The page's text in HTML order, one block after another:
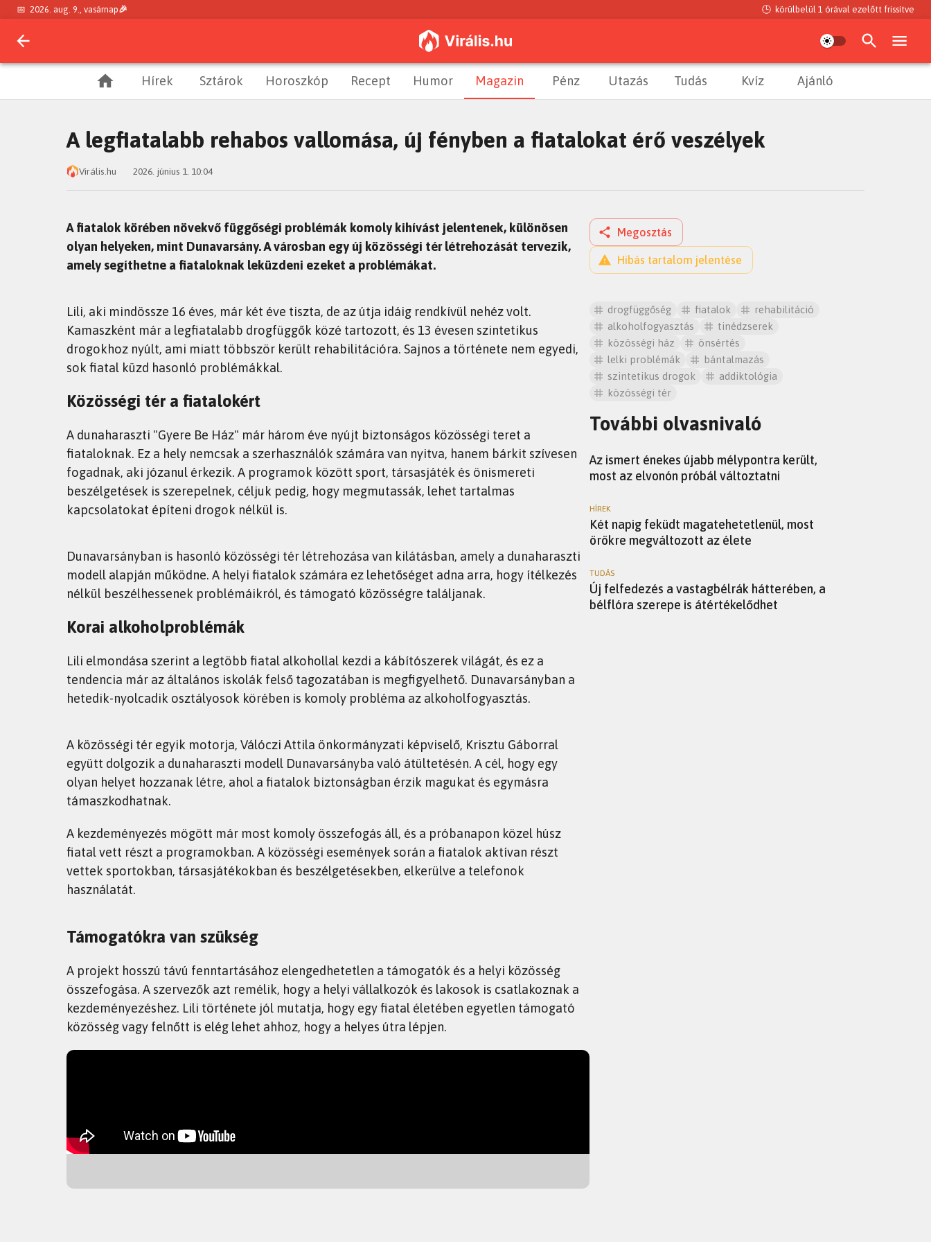
📅 2026. aug. 9., vasárnap🎉 🕒 körülbelül 1 órával ezelőtt frissítve
Hírek Sztárok Horoszkóp Recept Humor Magazin Pénz Utazás Tudás Kvíz Ajánló
A legfiatalabb rehabos vallomása, új fényben a fiatalokat érő veszélyek
Virális.hu 2026. június 1. 10:04
A fiatalok körében növekvő függőségi problémák komoly kihívást jelentenek, különösen
olyan helyeken, mint Dunavarsány. A városban egy új közösségi tér létrehozását tervezik,
amely segíthetne a fiataloknak leküzdeni ezeket a problémákat.
Lili, aki mindössze 16 éves, már két éve tiszta, de az útja idáig rendkívül nehéz volt.
Kamaszként már a legfiatalabb drogfüggők közé tartozott, és 13 évesen szintetikus
drogokhoz nyúlt, ami miatt többször került rehabilitációra. Sajnos a története nem egyedi,
sok fiatal küzd hasonló problémákkal.
Közösségi tér a fiatalokért
A dunaharaszti "Gyere Be Ház" már három éve nyújt biztonságos közösségi teret a
fiataloknak. Ez a hely nemcsak a szerhasználók számára van nyitva, hanem bárkit szívesen
fogadnak, aki józanul érkezik. A programok között sport, társasjáték és önismereti
beszélgetések is szerepelnek, céljuk pedig, hogy megmutassák, lehet tartalmas
kapcsolatokat építeni drogok nélkül is.
Dunavarsányban is hasonló közösségi tér létrehozása van kilátásban, amely a dunaharaszti
modell alapján működne. A helyi fiatalok számára ez lehetőséget adna arra, hogy ítélkezés
nélkül beszélhessenek problémáikról, és támogató közösségre találjanak.
Korai alkoholproblémák
Lili elmondása szerint a legtöbb fiatal alkohollal kezdi a kábítószerek világát, és ez a
tendencia már az általános iskolák felső tagozatában is megfigyelhető. Dunavarsányban a
hetedik-nyolcadik osztályosok körében is komoly probléma az alkoholfogyasztás.
A közösségi tér egyik motorja, Válóczi Attila önkormányzati képviselő, Krisztu Gáborral
együtt dolgozik a dunaharaszti modell Dunavarsányba való átültetésén. A cél, hogy egy
olyan helyet hozzanak létre, ahol a fiatalok biztonságban érzik magukat és egymásra
támaszkodhatnak.
A kezdeményezés mögött már most komoly összefogás áll, és a próbanapon közel húsz
fiatal vett részt a programokban. A közösségi események során a fiatalok aktívan részt
vettek sportokban, társasjátékokban és beszélgetésekben, elkerülve a telefonok
használatát.
Támogatókra van szükség
A projekt hosszú távú fenntartásához elengedhetetlen a támogatók és a helyi közösség
összefogása. A szervezők azt remélik, hogy a helyi vállalkozók és lakosok is csatlakoznak a
kezdeményezéshez. Lili története jól mutatja, hogy egy fiatal életében egyetlen támogató
közösség vagy felnőtt is elég lehet ahhoz, hogy a helyes útra lépjen.
Megosztás
Hibás tartalom jelentése
drogfüggőség fiatalok
rehabilitáció
alkoholfogyasztás
tinédzserek
közösségi ház
önsértés
lelki problémák
bántalmazás
szintetikus drogok
addiktológia
közösségi tér
További olvasnivaló
Az ismert énekes újabb mélypontra került,
most az elvonón próbál változtatni
HÍREK
Két napig feküdt magatehetetlenül, most
örökre megváltozott az élete
TUDÁS
Új felfedezés a vastagbélrák hátterében, a
bélflóra szerepe is átértékelődhet